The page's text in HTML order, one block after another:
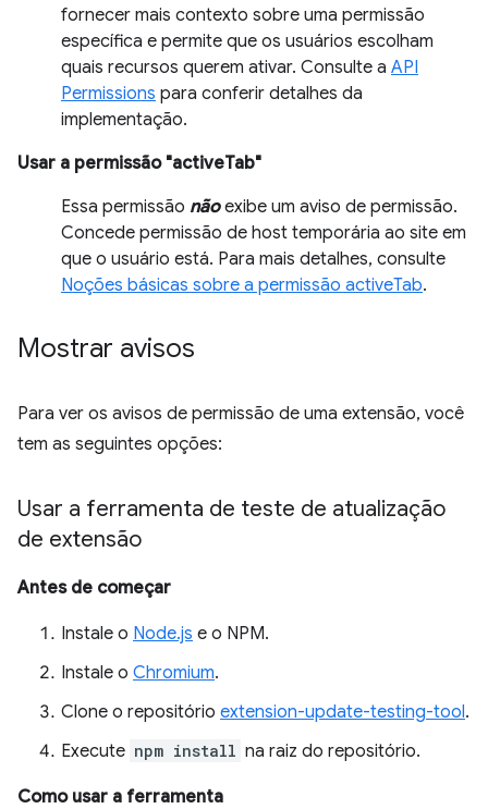
fornecer mais contexto sobre uma permissão
específica e permite que os usuários escolham
quais recursos querem ativar. Consulte a API
Permissions para conferir detalhes da
implementação.
Usar a permissão "activeTab"
Essa permissão nãoexibe um aviso de permissão.
Concede permissão de host temporária ao site em
que o usuário está. Para mais detalhes, consulte
Noções básicas sobre a permissão activeTab.
Mostrar avisos
Para ver os avisos de permissão de uma extensão, você
tem as seguintes opções:
Usar a ferramenta de teste de atualização
de extensão
Antes de começar
Instale o Node.js e o NPM.
Instale o Chromium.
Clone o repositório extension-update-testing-tool.
Execute npm install na raiz do repositório.
Como usar a ferramenta